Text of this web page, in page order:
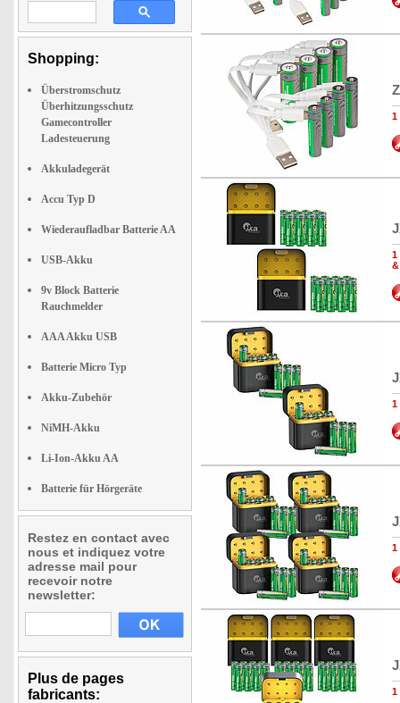
Shopping:
Überstromschutz
Überhitzungsschutz
Gamecontroller
Ladesteuerung
Akkuladegerät
Accu Typ D
Wiederaufladbar Batterie AA
USB-Akku
9v Block Batterie
Rauchmelder
AAA Akku USB
Batterie Micro Typ
Akku-Zubehör
NiMH-Akku
Li-Ion-Akku AA
Batterie für Hörgeräte
Restez en contact avec
nous et indiquez votre
adresse mail pour
recevoir notre
newsletter:
Plus de pages
fabricants:
1
1
1
1
1